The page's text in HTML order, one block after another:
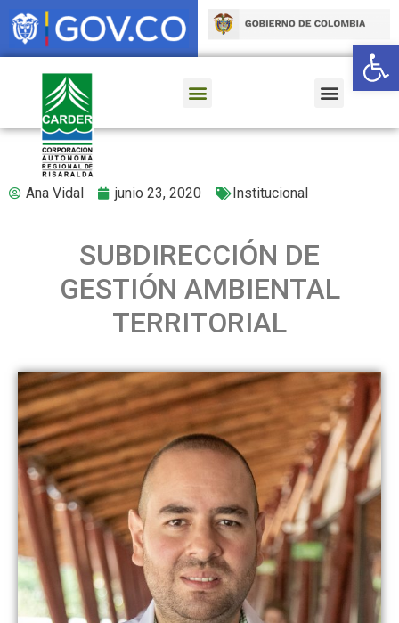
Ana Vidal junio 23, 2020 Institucional
SUBDIRECCIÓN DE
GESTIÓN AMBIENTAL
TERRITORIAL